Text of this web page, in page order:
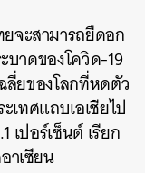
จะสามารถยืดอก
บาดของโควิด-19
ลี่ยของโลกที่หดตัว
เทศแถบเอเชียไป
เปอร์เซ็นต์ เรียก
าเซียน